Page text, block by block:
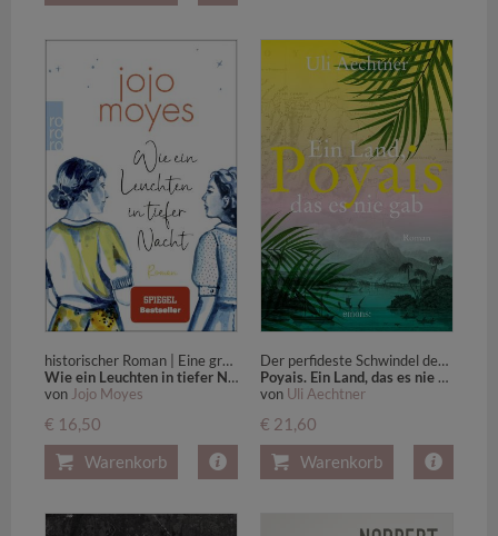
historischer Roman | Eine große Liebesgeschichte über den Mut, einer Frau, ihren eigenen Weg zu gehen
Wie ein Leuchten in tiefer Nacht
von Jojo Moyes
€ 16,50
Warenkorb
Der perfideste Schwindel des 19. Jahrhunderts: der legendäre Poyais-Betrug erstmals in einem packenden Roman erzählt
Poyais. Ein Land, das es nie gab
von Uli Aechtner
€ 21,60
Warenkorb